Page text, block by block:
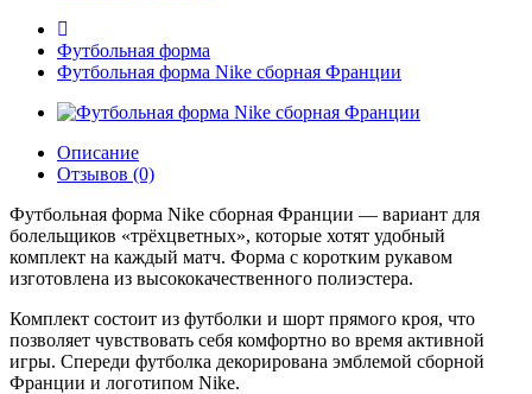
Футбольная форма
Футбольная форма Nike сборная Франции
Описание
Отзывов (0)
Футбольная форма Nike сборная Франции — вариант для
болельщиков «трёхцветных», которые хотят удобный
комплект на каждый матч. Форма с коротким рукавом
изготовлена из высококачественного полиэстера.
Комплект состоит из футболки и шорт прямого кроя, что
позволяет чувствовать себя комфортно во время активной
игры. Спереди футболка декорирована эмблемой сборной
Франции и логотипом Nike.